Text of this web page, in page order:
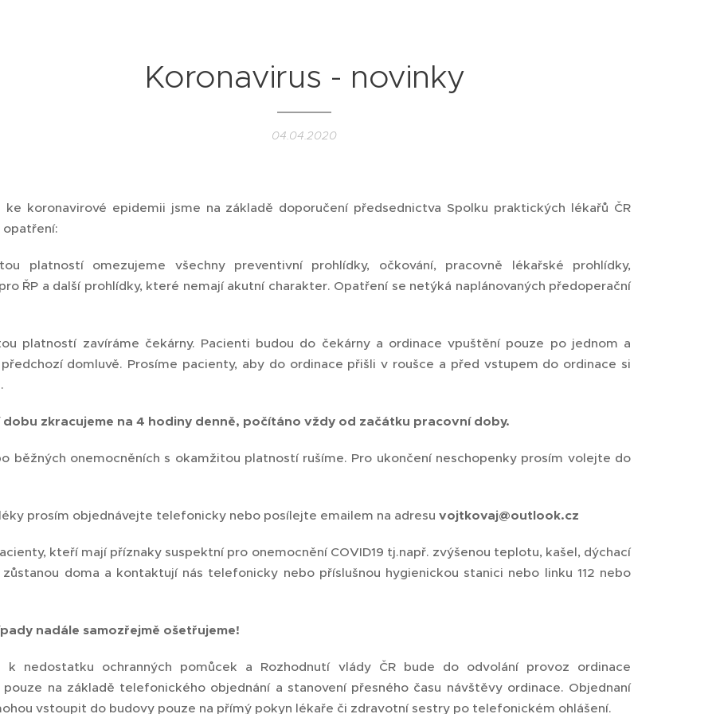
Koronavirus - novinky
04.04.2020
ke koronavirové epidemii jsme na základě doporučení předsednictva Spolku praktických lékařů ČR
platností omezujeme všechny preventivní prohlídky, očkování, pracovně lékařské prohlídky,
ŘP a další prohlídky, které nemají akutní charakter. Opatření se netýká naplánovaných předoperační
platností zavíráme čekárny. Pacienti budou do čekárny a ordinace vpuštění pouze po jednom a
domluvě. Prosíme pacienty, aby do ordinace přišli v roušce a před vstupem do ordinace si
dobu zkracujeme na 4 hodiny denně, počítáno vždy od začátku pracovní doby.
běžných onemocněních s okamžitou platností rušíme. Pro ukončení neschopenky prosím volejte do
prosím objednávejte telefonicky nebo posílejte emailem na adresu vojtkovaj@outlook.cz
kteří mají příznaky suspektní pro onemocnění COVID19 tj.např. zvýšenou teplotu, kašel, dýchací
doma a kontaktují nás telefonicky nebo příslušnou hygienickou stanici nebo linku 112 nebo
nadále samozřejmě ošetřujeme!
k nedostatku ochranných pomůcek a Rozhodnutí vlády ČR bude do odvolání provoz ordinace
pouze na základě telefonického objednání a stanovení přesného času návštěvy ordinace. Objednaní
vstoupit do budovy pouze na přímý pokyn lékaře či zdravotní sestry po telefonickém ohlášení.